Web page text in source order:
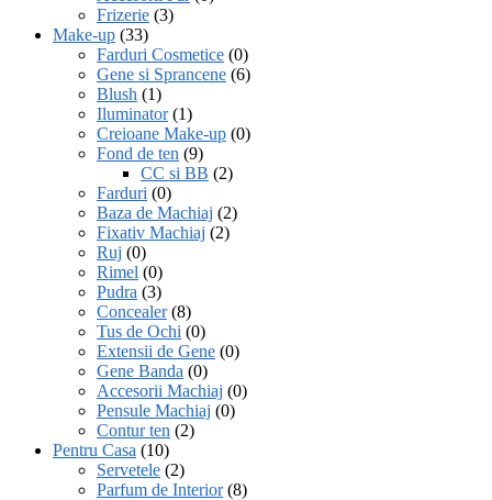
Frizerie (3)
Make-up (33)
Farduri Cosmetice (0)
Gene si Sprancene (6)
Blush (1)
Iluminator (1)
Creioane Make-up (0)
Fond de ten (9)
CC si BB (2)
Farduri (0)
Baza de Machiaj (2)
Fixativ Machiaj (2)
Ruj (0)
Rimel (0)
Pudra (3)
Concealer (8)
Tus de Ochi (0)
Extensii de Gene (0)
Gene Banda (0)
Accesorii Machiaj (0)
Pensule Machiaj (0)
Contur ten (2)
Pentru Casa (10)
Servetele (2)
Parfum de Interior (8)